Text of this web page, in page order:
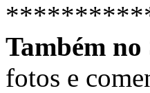
Também
fotos e